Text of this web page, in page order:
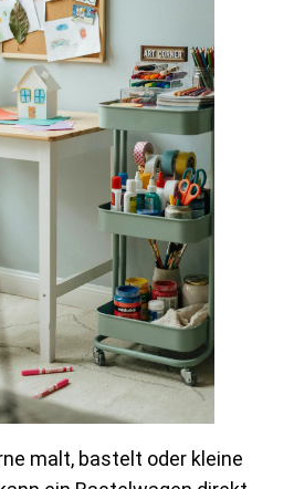
malt, bastelt oder kleine